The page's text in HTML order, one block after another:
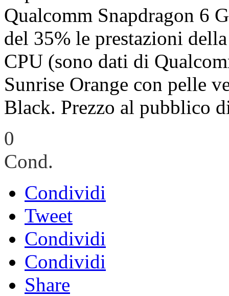
Qualcomm Snapdragon 6
del 35% le prestazioni
CPU (sono dati di
Sunrise Orange con pelle
Black. Prezzo al pubblico
0
Cond.
Condividi
Tweet
Condividi
Condividi
Share